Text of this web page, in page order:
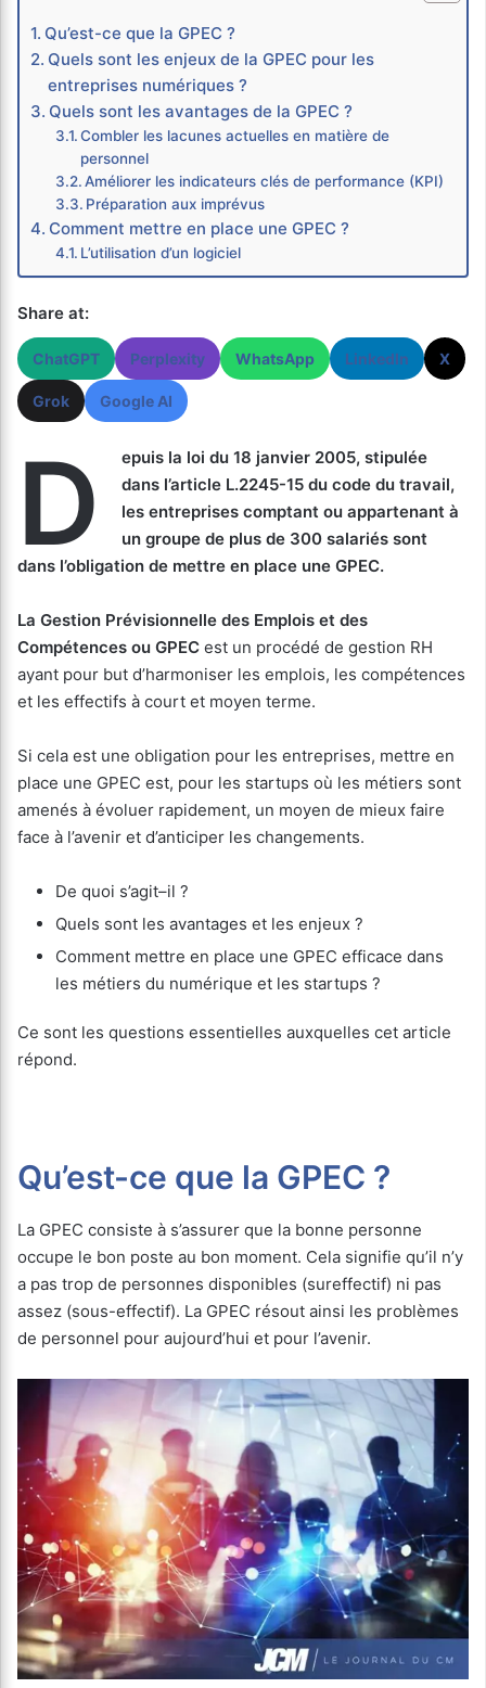
Qu’est-ce que la GPEC ?
Quels sont les enjeux de la GPEC pour les
entreprises numériques ?
Quels sont les avantages de la GPEC ?
Combler les lacunes actuelles en matière de
personnel
Améliorer les indicateurs clés de performance (KPI)
Préparation aux imprévus
Comment mettre en place une GPEC ?
L’utilisation d’un logiciel
Share at:
ChatGPT Perplexity WhatsApp LinkedIn X
Grok Google AI
D
epuis la loi du 18 janvier 2005, stipulée
dans l’article L.2245-15 du code du travail,
les entreprises comptant ou appartenant à
un groupe de plus de 300 salariés sont
dans l’obligation de mettre en place une GPEC.
La Gestion Prévisionnelle des Emplois et des
Compétences ou GPEC est un procédé de gestion RH
ayant pour but d’harmoniser les emplois, les compétences
et les effectifs à court et moyen terme.
Si cela est une obligation pour les entreprises, mettre en
place une GPEC est, pour les startups où les métiers sont
amenés à évoluer rapidement, un moyen de mieux faire
face à l’avenir et d’anticiper les changements.
De quoi s’agit–il ?
Quels sont les avantages et les enjeux ?
Comment mettre en place une GPEC efficace dans
les métiers du numérique et les startups ?
Ce sont les questions essentielles auxquelles cet article
répond.
Qu’est-ce que la GPEC ?
La GPEC consiste à s’assurer que la bonne personne
occupe le bon poste au bon moment. Cela signifie qu’il n’y
a pas trop de personnes disponibles (sureffectif) ni pas
assez (sous-effectif). La GPEC résout ainsi les problèmes
de personnel pour aujourd’hui et pour l’avenir.